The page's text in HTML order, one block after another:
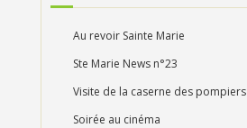
Au revoir Sainte Marie
Ste Marie News n°23
Visite de la caserne des pompiers
Soirée au cinéma